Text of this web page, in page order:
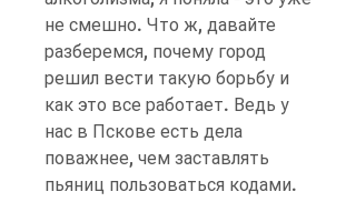
не смешно. Что ж, давайте
разберемся, почему город
решил вести такую борьбу и
как это все работает. Ведь у
нас в Пскове есть дела
поважнее, чем заставлять
пьяниц пользоваться кодами.